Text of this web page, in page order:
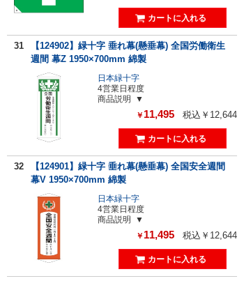
31
【124902】緑十字 垂れ幕(懸垂幕) 全国労働衛生
週間 幕Z 1950×700mm 綿製
日本緑十字
4営業日程度
商品説明
￥ 11,495 税込￥12,644
32
【124901】緑十字 垂れ幕(懸垂幕) 全国安全週間
幕V 1950×700mm 綿製
日本緑十字
4営業日程度
商品説明
￥ 11,495 税込￥12,644